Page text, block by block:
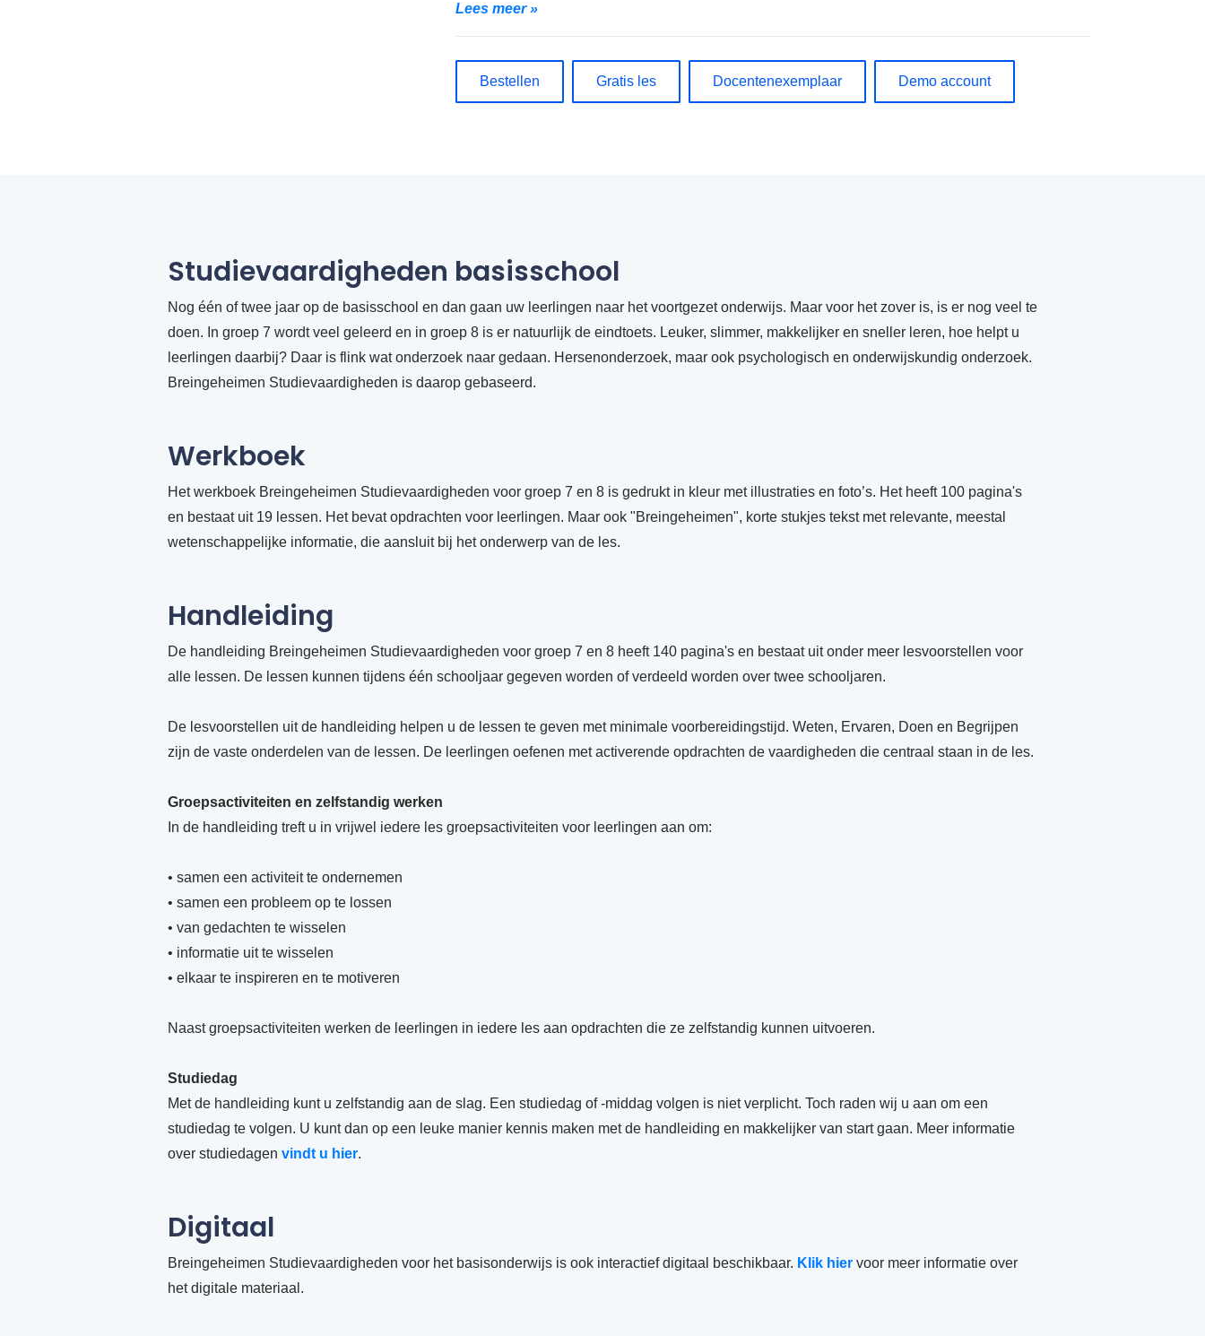
Lees meer »
Bestellen Gratis les Docentenexemplaar Demo account
Studievaardigheden basisschool
Nog één of twee jaar op de basisschool en dan gaan uw leerlingen naar het voortgezet onderwijs. Maar voor het zover is, is er nog veel te
doen. In groep 7 wordt veel geleerd en in groep 8 is er natuurlijk de eindtoets. Leuker, slimmer, makkelijker en sneller leren, hoe helpt u
leerlingen daarbij? Daar is flink wat onderzoek naar gedaan. Hersenonderzoek, maar ook psychologisch en onderwijskundig onderzoek.
Breingeheimen Studievaardigheden is daarop gebaseerd.
Werkboek
Het werkboek Breingeheimen Studievaardigheden voor groep 7 en 8 is gedrukt in kleur met illustraties en foto’s. Het heeft 100 pagina's
en bestaat uit 19 lessen. Het bevat opdrachten voor leerlingen. Maar ook "Breingeheimen", korte stukjes tekst met relevante, meestal
wetenschappelijke informatie, die aansluit bij het onderwerp van de les.
Handleiding
De handleiding Breingeheimen Studievaardigheden voor groep 7 en 8 heeft 140 pagina's en bestaat uit onder meer lesvoorstellen voor
alle lessen. De lessen kunnen tijdens één schooljaar gegeven worden of verdeeld worden over twee schooljaren.
De lesvoorstellen uit de handleiding helpen u de lessen te geven met minimale voorbereidingstijd. Weten, Ervaren, Doen en Begrijpen
zijn de vaste onderdelen van de lessen. De leerlingen oefenen met activerende opdrachten de vaardigheden die centraal staan in de les.
Groepsactiviteiten en zelfstandig werken
In de handleiding treft u in vrijwel iedere les groepsactiviteiten voor leerlingen aan om:
• samen een activiteit te ondernemen
• samen een probleem op te lossen
• van gedachten te wisselen
• informatie uit te wisselen
• elkaar te inspireren en te motiveren
Naast groepsactiviteiten werken de leerlingen in iedere les aan opdrachten die ze zelfstandig kunnen uitvoeren.
Studiedag
Met de handleiding kunt u zelfstandig aan de slag. Een studiedag of -middag volgen is niet verplicht. Toch raden wij u aan om een
studiedag te volgen. U kunt dan op een leuke manier kennis maken met de handleiding en makkelijker van start gaan. Meer informatie
over studiedagen vindt u hier.
Digitaal
Breingeheimen Studievaardigheden voor het basisonderwijs is ook interactief digitaal beschikbaar. Klik hier voor meer informatie over
het digitale materiaal.